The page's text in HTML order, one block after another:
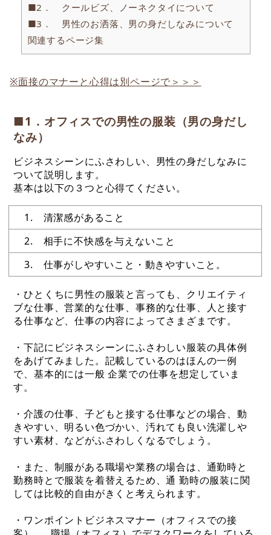
■2． クールビズ、ノーネクタイについて
■3． 男性のお洒落、男の身だしなみについて
関連するページ集
※面接のマナーと心得は別ページで＞＞＞
■1．オフィスでの男性の服装（男の身だし
なみ）
ビジネスシーンにふさわしい、男性の身だしなみに
ついて説明します。
基本は以下の３つと心得てください。
1. 清潔感があること
2. 相手に不快感を与えないこと
3. 仕事がしやすいこと・動きやすいこと。
・ひとくちに男性の服装と言っても、クリエイティ
ブな仕事、営業的な仕事、事務的な仕事、人と接す
る仕事など、仕事の内容によってさまざまです。
・下記にビジネスシーンにふさわしい服装の具体例
をあげてみました。記載しているのはほんの一例
で、基本的には一般 企業での仕事を想定していま
す。
・介護の仕事、子どもと接する仕事などの場合、動
きやすい、明るい色づかい、汚れても良い洗濯しや
すい素材、などがふさわしくなるでしょう。
・また、制服がある職場や業務の場合は、通勤時と
勤務時とで服装を着替えるため、通 勤時の服装に関
しては比較的自由がきくと考えられます。
・ワンポイントビジネスマナー（オフィスでの接